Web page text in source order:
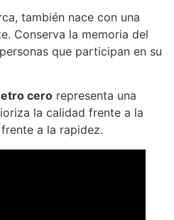
también nace con una
Conserva la memoria del
que participan en su
cero representa una
la calidad frente a la
a la rapidez.